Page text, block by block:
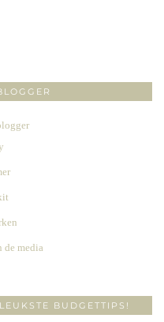
de media
BUDGETTIPS!